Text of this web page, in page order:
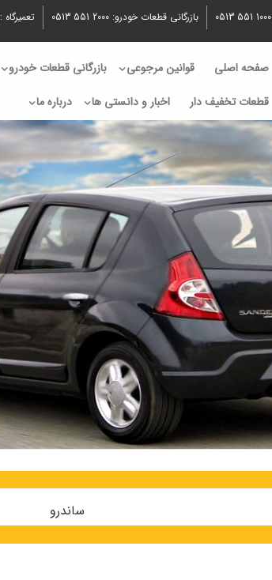
0513 551 1000 بازرگانی قطعات خودرو: 0513 551 2000 تعمیرگاه :
صفحه اصلی قوانین مرجوعی بازرگانی قطعات خودرو
قطعات تخفیف دار
اخبار و دانستی ها درباره ما
ساندرو